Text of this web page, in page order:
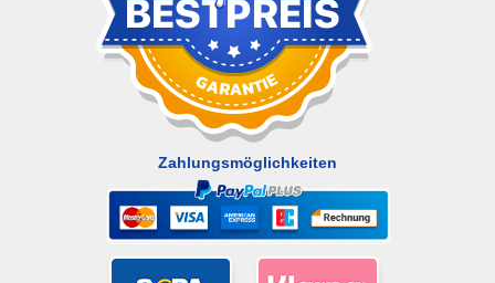
Zahlungsmöglichkeiten